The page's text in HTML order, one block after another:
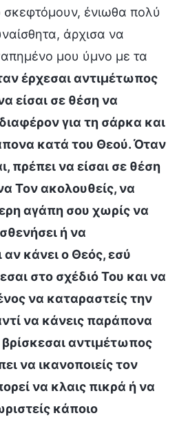
ένιωθα πολύ
άρχισα να
μου ύμνο με τα
έρχεσαι αντιμέτωπος
είσαι σε θέση να
για τη σάρκα και
κατά του Θεού. Όταν
πρέπει να είσαι σε θέση
Τον ακολουθείς, να
αγάπη σου χωρίς να
ή να
αν κάνει ο Θεός, εσύ
στο σχέδιό Του και να
να καταραστείς την
να κάνεις παράπονα
αντιμέτωπος
να ικανοποιείς τον
να κλαις πικρά ή να
κάποιο